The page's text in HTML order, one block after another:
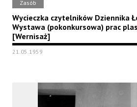
Zasób
Wycieczka czytelników Dziennika
Wystawa (pokonkursowa) prac
[Wernisaż]
21.05.1959